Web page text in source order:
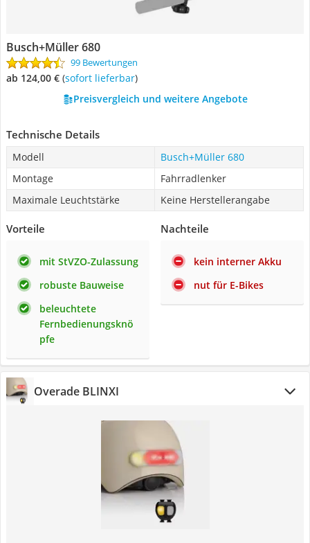
Busch+Müller 680
99 Bewertungen
ab 124,00 € ( Sofort lieferbar)
Preisvergleich und weitere Angebote
Technische Details
Modell
Busch+Müller 680
Montage
Fahrradlenker
Maximale Leuchtstärke
Keine Herstellerangabe
Vorteile
mit StVZO-Zulassung
robuste Bauweise
beleuchtete
Fernbedienungsknö
pfe
Nachteile
kein interner Akku
nut für E-Bikes
Overade BLINXI